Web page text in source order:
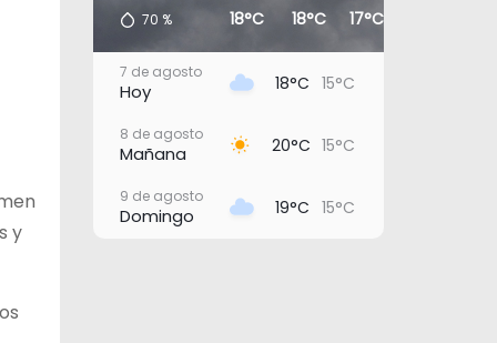
y
70 % 18°C 18°C 17°C
7 de agosto
Hoy 18°C 15°C
8 de agosto
Mañana 20°C 15°C
9 de agosto
Domingo 19°C 15°C